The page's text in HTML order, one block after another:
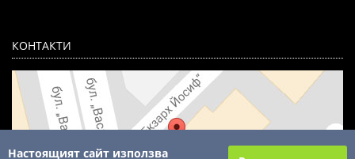
КОНТАКТИ
Настоящият сайт използва